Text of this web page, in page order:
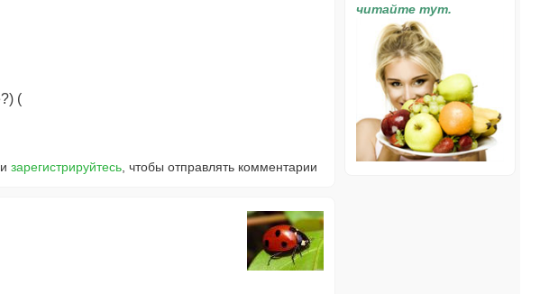
(
зарегистрируйтесь, чтобы отправлять комментарии
читайте тут.